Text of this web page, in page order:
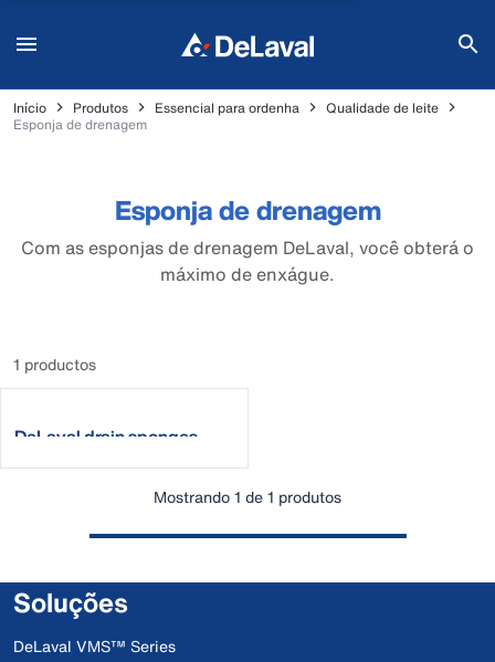
Início Produtos Essencial para ordenha
Qualidade de leite
Esponja de drenagem
Esponja de drenagem
Com as esponjas de drenagem DeLaval, você obterá o
máximo de enxágue.
1 productos
DeLaval drain sponges
Mostrando 1 de 1 produtos
Soluções
DeLaval VMS™ Series